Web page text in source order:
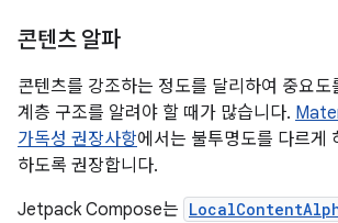
콘텐츠 알파
콘텐츠를 강조하는 정도를 달리하여 중요도
계층 구조를 알려야 할 때가 많습니다.
가독성 권장사항에서는 불투명도를 다르게
하도록 권장합니다.
Jetpack Compose는